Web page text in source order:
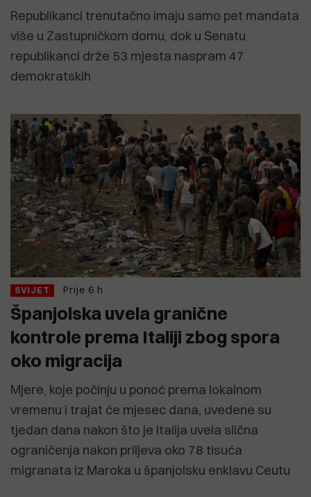
Republikanci trenutačno imaju samo pet mandata
više u Zastupničkom domu, dok u Senatu
republikanci drže 53 mjesta naspram 47
demokratskih
SVIJET Prije 6 h
Španjolska uvela granične
kontrole prema Italiji zbog spora
oko migracija
Mjere, koje počinju u ponoć prema lokalnom
vremenu i trajat će mjesec dana, uvedene su
tjedan dana nakon što je Italija uvela slična
ograničenja nakon priljeva oko 78 tisuća
migranata iz Maroka u španjolsku enklavu Ceutu